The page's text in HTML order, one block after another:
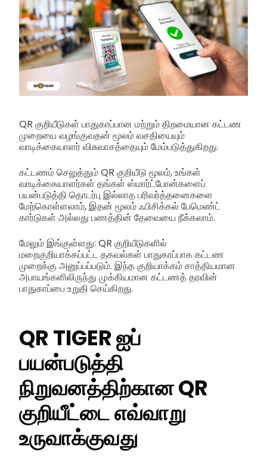
QR குறியீடுகள் பாதுகாப்பான மற்றும் திறமையான கட்டண
முறையை வழங்குவதன் மூலம் வசதியையும்
வாடிக்கையாளர் விசுவாசத்தையும் மேம்படுத்துகிறது.
கட்டணம் செலுத்தும் QR குறியீடு மூலம், உங்கள்
வாடிக்கையாளர்கள் தங்கள் ஸ்மார்ட்போன்களைப்
பயன்படுத்தி தொடர்பு இல்லாத பரிவர்த்தனைகளை
மேற்கொள்ளலாம், இதன் மூலம் ஃபிசிக்கல் பேமெண்ட்
கார்டுகள் அல்லது பணத்தின் தேவையை நீக்கலாம்.
மேலும் இங்குள்ளது: QR குறியீடுகளில்
மறைகுறியாக்கப்பட்ட தகவல்கள் பாதுகாப்பாக கட்டண
முறைக்கு அனுப்பப்படும். இந்த குறியாக்கம் சாத்தியமான
அபாயங்களிலிருந்து முக்கியமான கட்டணத் தரவின்
பாதுகாப்பை உறுதி செய்கிறது.
QR TIGER ஐப்
பயன்படுத்தி
நிறுவனத்திற்கான QR
குறியீட்டை எவ்வாறு
உருவாக்குவது